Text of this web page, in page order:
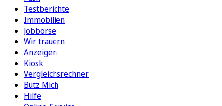
Testberichte
Immobilien
Jobbörse
Wir trauern
Anzeigen
Kiosk
Vergleichsrechner
Bütz Mich
Hilfe